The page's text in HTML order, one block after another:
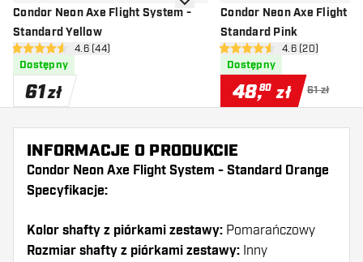
Condor Neon Axe Flight System -
Standard Yellow
otwórz panel recenzji
4.6 gwiazdki oceny
4.6 (44)
Dostępny
61zł
dodaj do listy życzeń
Condor Neon Axe Flight
Standard Pink
otwórz panel
4.6 gwiazdki oceny
4.6 (20)
Dostępny
48,80 zł 61 zł
INFORMACJE O PRODUKCIE
Condor Neon Axe Flight System - Standard Orange
Specyfikacje:
Kolor shafty z piórkami zestawy: Pomarańczowy
Rozmiar shafty z piórkami zestawy: Inny